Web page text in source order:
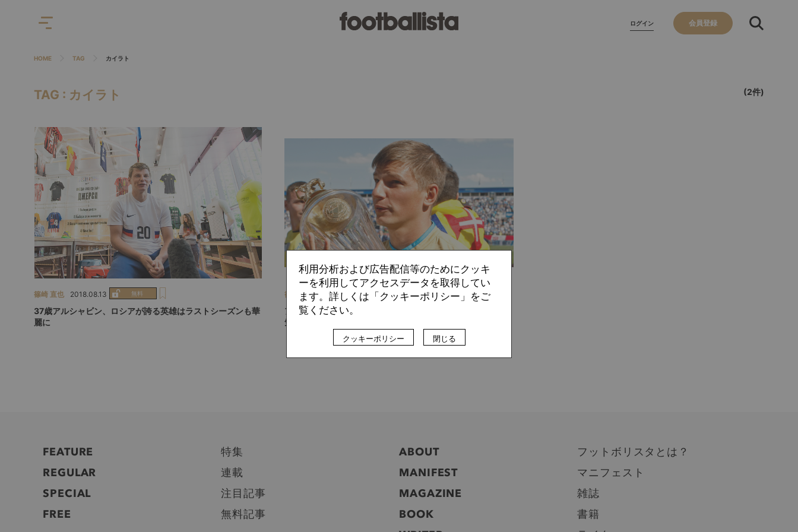
ログイン 会員登録
HOME TAG カイラト
TAG : カイラト (2件)
篠崎 直也 2018.08.13
37歳アルシャビン、ロシアが誇る英雄はラストシーズンも華
麗に
篠崎 直也 2016.11.20
アルシャビンは、まるでアイドル中央アジアでも変わらぬ人
気ぶり
FEATURE
特集
REGULAR
連載
SPECIAL
注目記事
FREE
無料記事
ABOUT
フットボリスタとは？
MANIFEST
マニフェスト
MAGAZINE
雑誌
BOOK
書籍
利用分析および広告配信等のためにクッキ
ーを利用してアクセスデータを取得してい
ます。詳しくは「クッキーポリシー」をご
覧ください。
クッキーポリシー 閉じる